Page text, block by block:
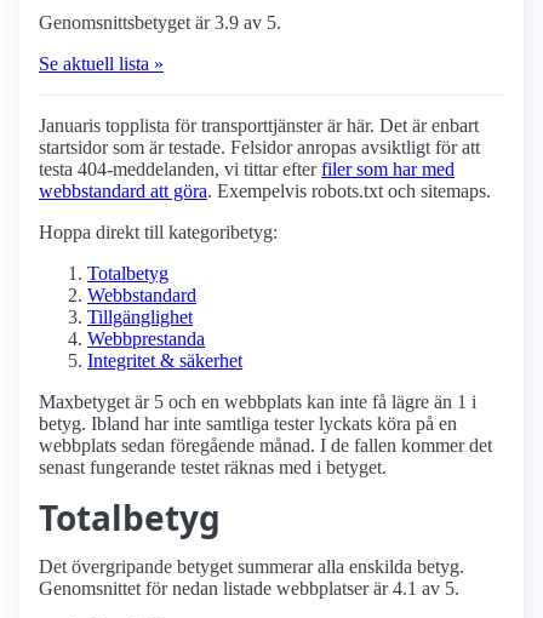
Genomsnittsbetyget är 3.9 av 5.
Se aktuell lista »
Januaris topplista för transport­tjänster är här. Det är enbart
startsidor som är testade. Felsidor anropas avsiktligt för att
testa 404-meddelanden, vi tittar efterfiler som har med
webbstandard att göra. Exempelvis robots.txt och sitemaps.
Hoppa direkt till kategoribetyg:
Totalbetyg
Webbstandard
Tillgänglighet
Webbprestanda
Integritet & säkerhet
Maxbetyget är 5 och en webbplats kan inte få lägre än 1 i
betyg. Ibland har inte samtliga tester lyckats köra på en
webbplats sedan föregående månad. I de fallen kommer det
senast fungerande testet räknas med i betyget.
Totalbetyg
Det övergripande betyget summerar alla enskilda betyg.
Genomsnittet för nedan listade webbplatser är 4.1 av 5.